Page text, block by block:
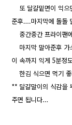
또 달걀밑면이 익으
준후....마지막에 돌돌
중간중간 프라이팬
마지막 말아준후 가
이 속까지 익게 5분정
한김 식으면 먹기
** 달걀말이의 식감을
주면 됩니다...